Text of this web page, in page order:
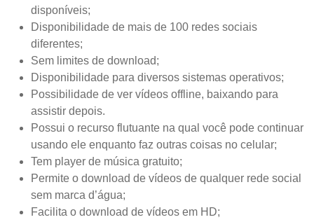
disponíveis;
Disponibilidade de mais de 100 redes sociais
diferentes;
Sem limites de download;
Disponibilidade para diversos sistemas operativos;
Possibilidade de ver vídeos offline, baixando para
assistir depois.
Possui o recurso flutuante na qual você pode continuar
usando ele enquanto faz outras coisas no celular;
Tem player de música gratuito;
Permite o download de vídeos de qualquer rede social
sem marca d’água;
Facilita o download de vídeos em HD;